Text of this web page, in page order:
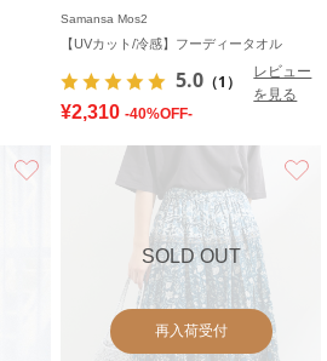
Samansa Mos2
【UVカット/冷感】フーディータオル
5.0 （1）
レビュー
を見る
¥2,310 -40%OFF-
お気に入り
SOLD OUT
再入荷受付